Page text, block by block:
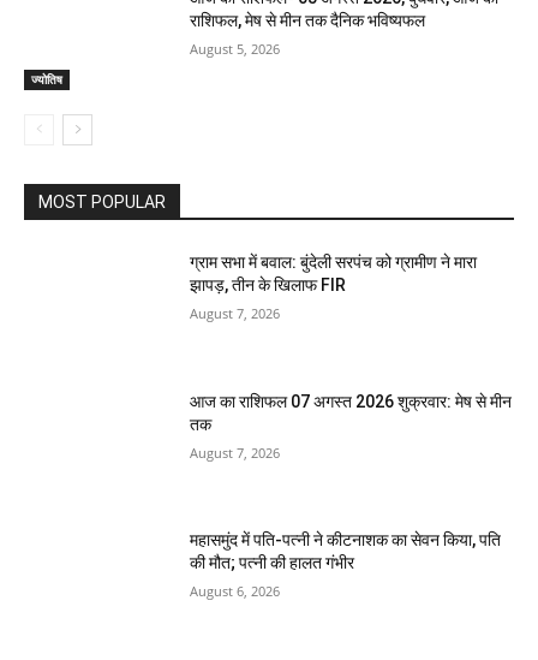
ज्योतिष
राशिफल, मेष से मीन तक दैनिक भविष्यफल
August 5, 2026
MOST POPULAR
ग्राम सभा में बवाल: बुंदेली सरपंच को ग्रामीण ने मारा
झापड़, तीन के खिलाफ FIR
August 7, 2026
आज का राशिफल 07 अगस्त 2026 शुक्रवार: मेष से मीन
तक
August 7, 2026
महासमुंद में पति-पत्नी ने कीटनाशक का सेवन किया, पति
की मौत; पत्नी की हालत गंभीर
August 6, 2026